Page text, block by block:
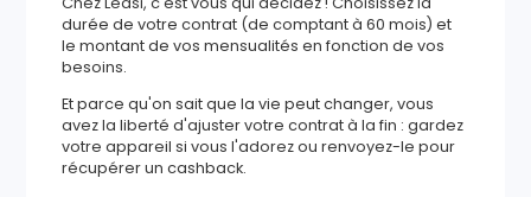
durée de votre contrat (de comptant à 60 mois) et
le montant de vos mensualités en fonction de vos
besoins.
Et parce qu'on sait que la vie peut changer, vous
avez la liberté d'ajuster votre contrat à la fin : gardez
votre appareil si vous l'adorez ou renvoyez-le pour
récupérer un cashback.